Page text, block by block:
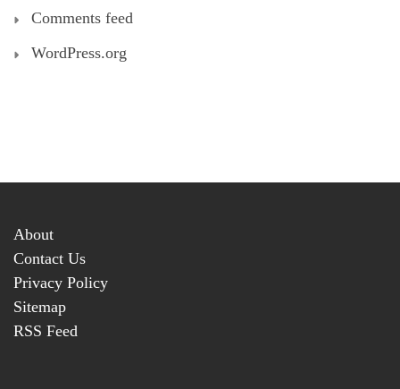
Comments feed
WordPress.org
About
Contact Us
Privacy Policy
Sitemap
RSS Feed